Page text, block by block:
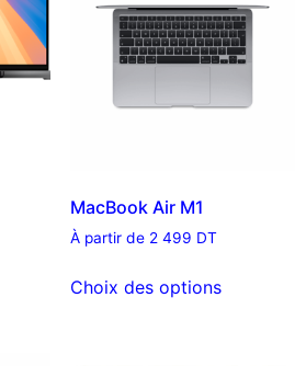
MacBook Air M1
À partir de 2 499 DT
Choix des options